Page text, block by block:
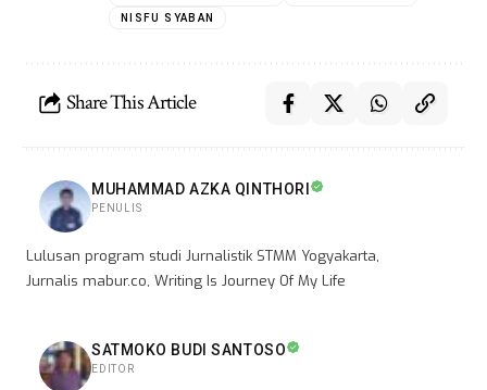
NISFU SYABAN
Share This Article
MUHAMMAD AZKA QINTHORI
PENULIS
Lulusan program studi Jurnalistik STMM Yogyakarta,
Jurnalis mabur.co, Writing Is Journey Of My Life
SATMOKO BUDI SANTOSO
EDITOR